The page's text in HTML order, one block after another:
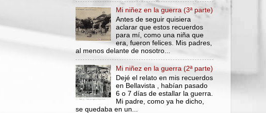
Mi niñez en la guerra (3ª parte)
Antes de seguir quisiera
aclarar que estos recuerdos
para mí, como una niña que
era, fueron felices. Mis padres,
al menos delante de nosotro...
Mi niñez en la guerra (2ª parte)
Dejé el relato en mis recuerdos
en Bellavista , habían pasado
6 o 7 días de estallar la guerra.
Mi padre, como ya he dicho,
se quedaba en un...